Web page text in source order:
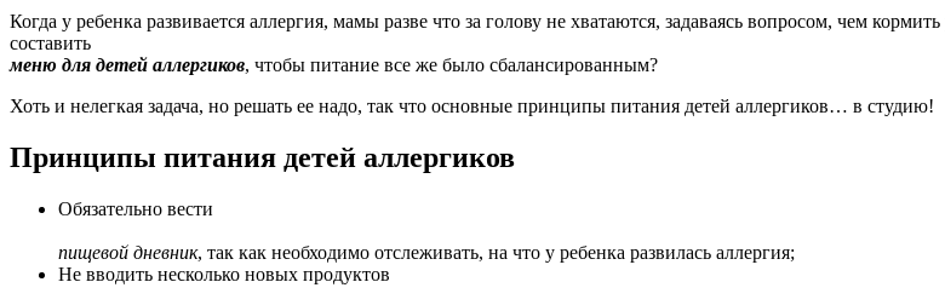
Когда у ребенка развивается аллергия, мамы разве что за голову не хватаются, задаваясь вопросом, чем
составить
меню для детей аллергиков, чтобы питание все же было сбалансированным?
Хоть и нелегкая задача, но решать ее надо, так что основные принципы питания детей аллергиков… в студию!
Принципы питания детей аллергиков
Обязательно вести
пищевой дневник, так как необходимо отслеживать, на что у ребенка развилась аллергия;
Не вводить несколько новых продуктов